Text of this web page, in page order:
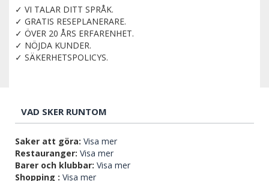
✓ VI TALAR DITT SPRÅK.
✓ GRATIS RESEPLANERARE.
✓ ÖVER 20 ÅRS ERFARENHET.
✓ NÖJDA KUNDER.
✓ SÄKERHETSPOLICYS.
VAD SKER RUNTOM
Saker att göra: Visa mer
Restauranger: Visa mer
Barer och klubbar: Visa mer
Shopping : Visa mer